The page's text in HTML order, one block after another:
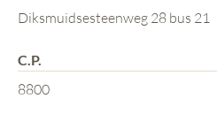
Diksmuidsesteenweg 28 bus 21
C.P.
8800